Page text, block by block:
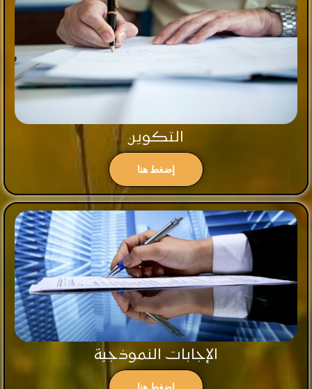
التكوين
إضغط هنا
الإجابات النموذجية